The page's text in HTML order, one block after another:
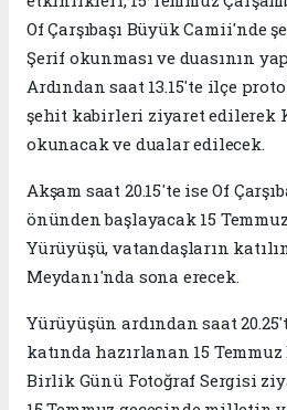
Of Çarşıbaşı Büyük Camii'nde
Şerif okunması ve duasının
Ardından saat 13.15'te ilçe
şehit kabirleri ziyaret edilerek
okunacak ve dualar edilecek.
Akşam saat 20.15'te ise Of
önünden başlayacak 15
Yürüyüşü, vatandaşların
Meydanı'nda sona erecek.
Yürüyüşün ardından saat
katında hazırlanan 15
Birlik Günü Fotoğraf Sergisi